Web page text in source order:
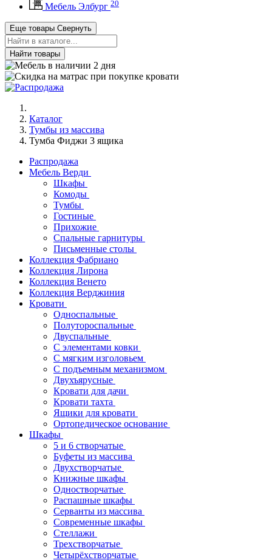
Мебель Элбург 20
Еще товары Свернуть
Найти товары
Каталог
Тумбы из массива
Тумба Фиджи 3 ящика
Распродажа
Мебель Верди
Шкафы
Комоды
Тумбы
Гостиные
Прихожие
Спальные гарнитуры
Письменные столы
Коллекция Фабриано
Коллекция Лирона
Коллекция Венето
Коллекция Верджиния
Кровати
Односпальные
Полутороспальные
Двуспальные
С элементами ковки
С мягким изголовьем
С подъемным механизмом
Двухъярусные
Кровати для дачи
Кровати тахта
Ящики для кровати
Ортопедическое основание
Шкафы
5 и 6 створчатые
Буфеты из массива
Двухстворчатые
Книжные шкафы
Одностворчатые
Распашные шкафы
Серванты из массива
Современные шкафы
Стеллажи
Трехстворчатые
Четырёхстворчатые